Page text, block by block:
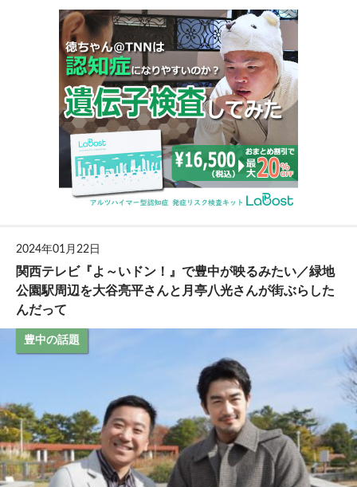
2024年01月22日
関西テレビ『よ～いドン！』で豊中が映るみたい／緑地
公園駅周辺を大谷亮平さんと月亭八光さんが街ぶらした
んだって
豊中の話題